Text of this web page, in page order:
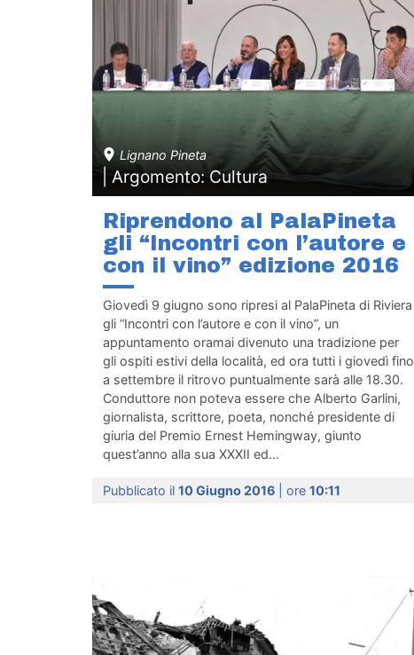
Lignano Pineta
| Argomento: Cultura
Riprendono al PalaPineta
gli “Incontri con l’autore e
con il vino” edizione 2016
Giovedì 9 giugno sono ripresi al PalaPineta di Riviera
gli “Incontri con l’autore e con il vino”, un
appuntamento oramai divenuto una tradizione per
gli ospiti estivi della località, ed ora tutti i giovedì fino
a settembre il ritrovo puntualmente sarà alle 18.30.
Conduttore non poteva essere che Alberto Garlini,
giornalista, scrittore, poeta, nonché presidente di
giuria del Premio Ernest Hemingway, giunto
quest’anno alla sua XXXII ed...
Pubblicato il 10 Giugno 2016 | ore 10:11